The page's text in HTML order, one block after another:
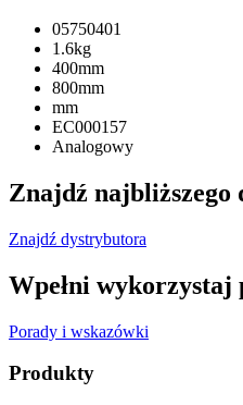
05750401
1.6kg
400mm
800mm
mm
EC000157
Analogowy
Znajdź najbliższego
Znajdź dystrybutora
Wpełni
Porady i wskazówki
Produkty